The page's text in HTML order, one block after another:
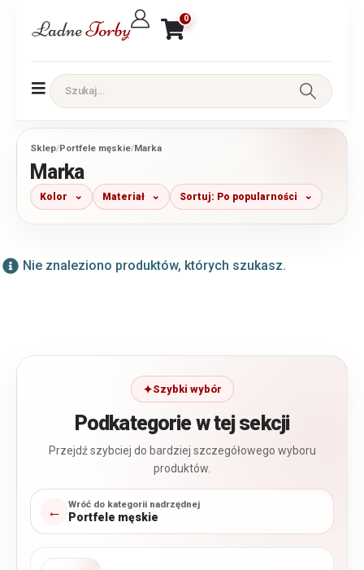
0
Sklep/Portfele męskie/Marka
Marka
Kolor Materiał Sortuj: Po popularności
Nie znaleziono produktów, których szukasz.
Szybki wybór
Podkategorie w tej sekcji
Przejdź szybciej do bardziej szczegółowego wyboru
produktów.
← Wróć do kategorii nadrzędnej
Portfele męskie